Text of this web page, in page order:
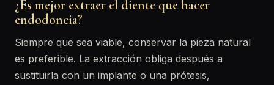
¿Es mejor extraer el diente que hacer
endodoncia?
Siempre que sea viable, conservar la pieza natural
es preferible. La extracción obliga después a
sustituirla con un implante o una prótesis,